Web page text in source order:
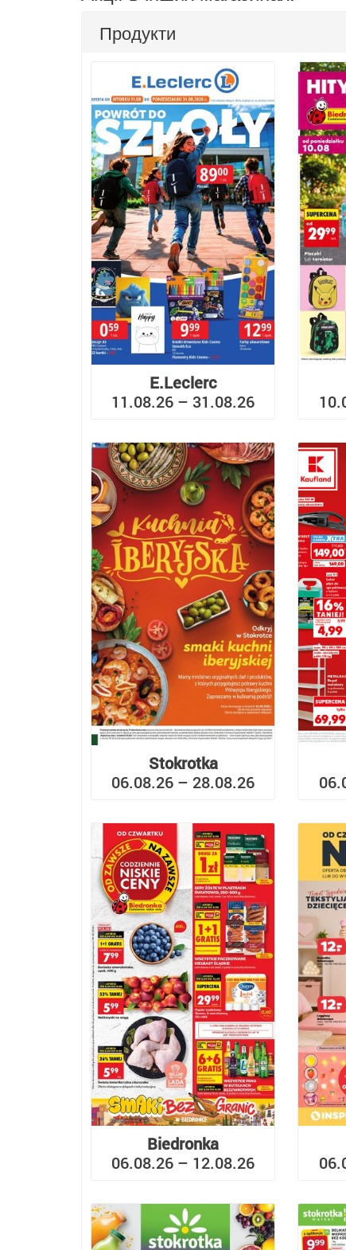
Продукти
E.Leclerc
11.08.26 – 31.08.26
Stokrotka
06.08.26 – 28.08.26
Biedronka
06.08.26 – 12.08.26